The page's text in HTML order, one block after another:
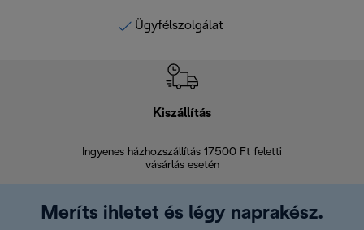
Ügyfélszolgálat
Kiszállítás
Ingyenes házhozszállítás 17500 Ft feletti
vásárlás esetén
Meríts ihletet és légy naprakész.